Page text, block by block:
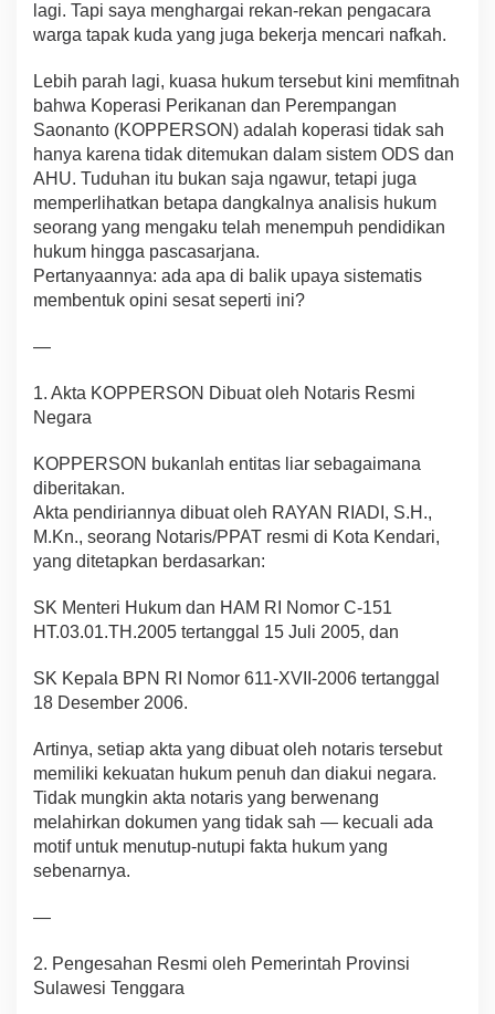
H
u
m
,
e
r
l
i
n
d
u
n
a
k
I
N
I
o
o
g
lagi. Tapi saya menghargai rekan-rekan pengacara
warga tapak kuda yang juga bekerja mencari nafkah.
Lebih parah lagi, kuasa hukum tersebut kini memfitnah
bahwa Koperasi Perikanan dan Perempangan
Saonanto (KOPPERSON) adalah koperasi tidak sah
hanya karena tidak ditemukan dalam sistem ODS dan
AHU. Tuduhan itu bukan saja ngawur, tetapi juga
memperlihatkan betapa dangkalnya analisis hukum
seorang yang mengaku telah menempuh pendidikan
hukum hingga pascasarjana.
Pertanyaannya: ada apa di balik upaya sistematis
membentuk opini sesat seperti ini?
—
1. Akta KOPPERSON Dibuat oleh Notaris Resmi
Negara
KOPPERSON bukanlah entitas liar sebagaimana
diberitakan.
Akta pendiriannya dibuat oleh RAYAN RIADI, S.H.,
M.Kn., seorang Notaris/PPAT resmi di Kota Kendari,
yang ditetapkan berdasarkan:
SK Menteri Hukum dan HAM RI Nomor C-151
HT.03.01.TH.2005 tertanggal 15 Juli 2005, dan
SK Kepala BPN RI Nomor 611-XVII-2006 tertanggal
18 Desember 2006.
Artinya, setiap akta yang dibuat oleh notaris tersebut
memiliki kekuatan hukum penuh dan diakui negara.
Tidak mungkin akta notaris yang berwenang
melahirkan dokumen yang tidak sah — kecuali ada
motif untuk menutup-nutupi fakta hukum yang
sebenarnya.
—
2. Pengesahan Resmi oleh Pemerintah Provinsi
Sulawesi Tenggara